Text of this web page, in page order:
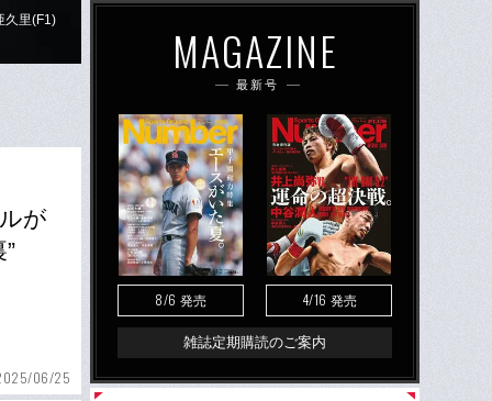
久里(F1)
が
06/25
MAGAZINE
最新号
8/6 発売 4/16 発売
雑誌定期購読のご案内